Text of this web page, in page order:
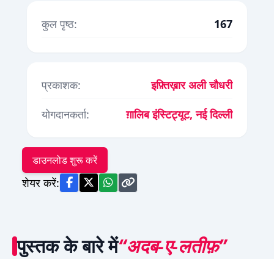
कुल पृष्ठ: 167
प्रकाशक:
इफ़्तिख़ार अली चौधरी
योगदानकर्ता:
ग़ालिब इंस्टिट्यूट, नई दिल्ली
डाउनलोड शुरू करें
शेयर करें:
पुस्तक के बारे में“अदब-ए-लतीफ़”